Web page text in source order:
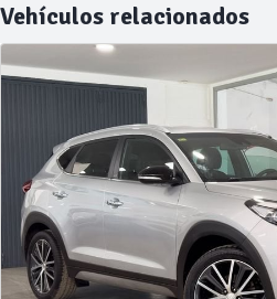
Vehículos relacionados